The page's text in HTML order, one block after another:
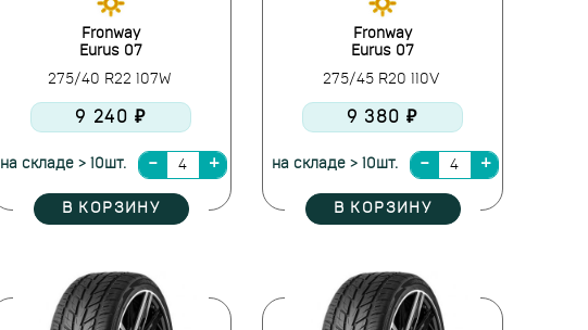
Fronway
Eurus 07
275/40 R22 107W
9 240 ₽
на складе > 10шт.
В КОРЗИНУ
Fronway
Eurus 07
275/45 R20 110V
9 380 ₽
на складе > 10шт.
В КОРЗИНУ